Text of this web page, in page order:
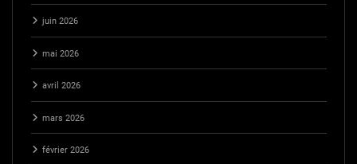
juin 2026
mai 2026
avril 2026
mars 2026
février 2026